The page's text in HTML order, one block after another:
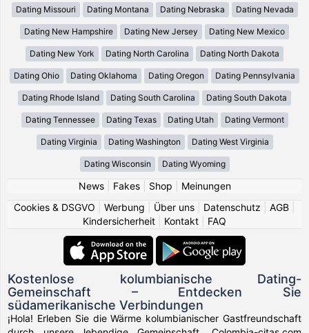
Dating Missouri Dating Montana Dating Nebraska Dating Nevada
Dating New Hampshire Dating New Jersey Dating New Mexico
Dating New York Dating North Carolina Dating North Dakota
Dating Ohio Dating Oklahoma Dating Oregon Dating Pennsylvania
Dating Rhode Island Dating South Carolina Dating South Dakota
Dating Tennessee Dating Texas Dating Utah Dating Vermont
Dating Virginia Dating Washington Dating West Virginia
Dating Wisconsin Dating Wyoming
News| Fakes| Shop
Meinungen
Cookies & DSGVO
Werbung Über uns Datenschutz AGB
Kindersicherheit
Kontakt FAQ
Kostenlose kolumbianische Dating-
Gemeinschaft – Entdecken Sie
südamerikanische Verbindungen
¡Hola! Erleben Sie die Wärme kolumbianischer Gastfreundschaft